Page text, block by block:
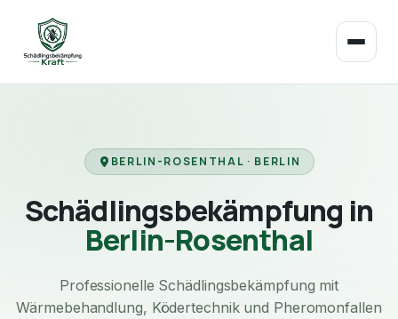
BERLIN-ROSENTHAL · BERLIN
Schädlingsbekämpfung in
Berlin-Rosenthal
Professionelle Schädlingsbekämpfung mit
Wärmebehandlung, Ködertechnik und Pheromonfallen